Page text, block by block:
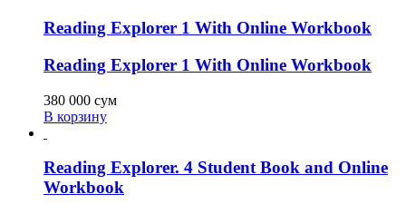
Reading Explorer 1 With Online Workbook
Reading Explorer 1 With Online Workbook
380 000 сум
В корзину
Reading Explorer. 4 Student Book and Online
Workbook